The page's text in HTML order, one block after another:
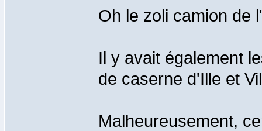
Oh le zoli camion de
Il y avait également
de caserne d'Ille et
Malheureusement,